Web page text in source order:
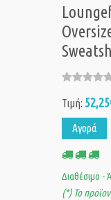
Τιμή:
Αγορά
Διαθέσιμο -
(*) Το